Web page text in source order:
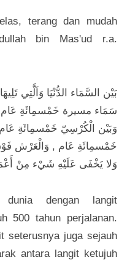
terang dan mudah
bin Mas'ud r.a.
سَمَاء مسيرة خَمْسمِائَةِ عَام
وَلا يَخْفَى عَلَيْهِ شَيْء مِنْ
dengan langit
500 tahun perjalanan.
seterusnya juga sejauh
antara langit ketujuh